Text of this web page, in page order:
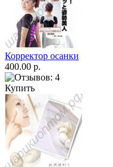
Корректор осанки
400.00 р.
Купить